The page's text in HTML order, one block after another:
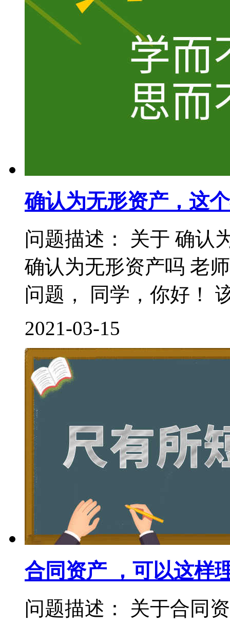
确认为无形资产，这
问题描述： 关于 确认
确认为无形资产吗 老
问题， 同学，你好！
2021-03-15
合同资产 ，可以这样
问题描述： 关于合同